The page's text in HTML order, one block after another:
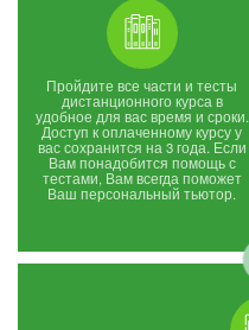
Пройдите все части и тесты
дистанционного курса в
удобное для вас время и сроки.
Доступ к оплаченному курсу у
вас сохранится на 3 года. Если
Вам понадобится помощь с
тестами, Вам всегда поможет
Ваш персональный тьютор.